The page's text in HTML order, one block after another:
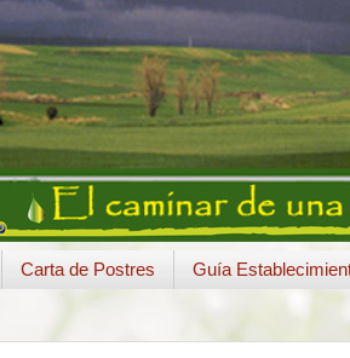
Carta de Postres Guía